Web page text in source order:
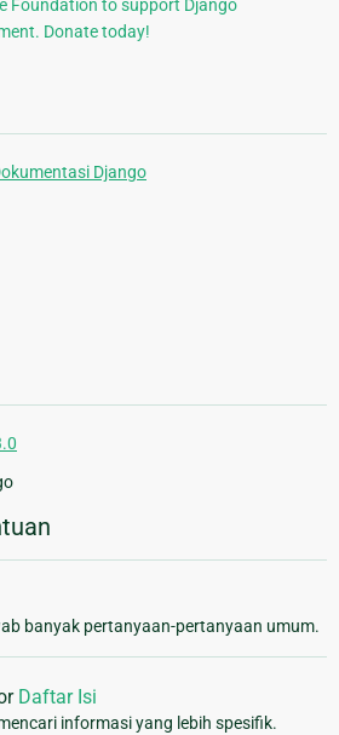
Foundation to support Django
Donate today!
Django
banyak pertanyaan-pertanyaan umum.
Daftar Isi
informasi yang lebih spesifik.